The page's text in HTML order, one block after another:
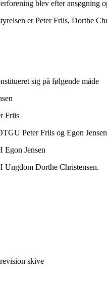
blev efter ansøgning
er Peter Friis, Dorthe
sig på følgende måde
Friis
Peter Friis og Egon Jensen
Egon Jensen
Ungdom Dorthe Christensen.